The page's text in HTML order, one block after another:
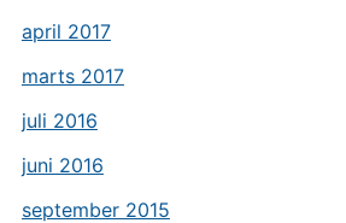
april 2017
marts 2017
juli 2016
juni 2016
september 2015